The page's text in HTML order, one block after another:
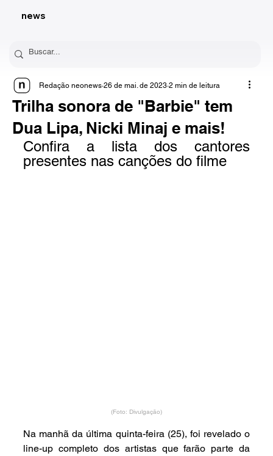
news
Trilha sonora de "Barbie" tem
Dua Lipa, Nicki Minaj e mais!
Redação neonews 26 de mai. de 2023 2 min de leitura
Confira a lista dos cantores
presentes nas canções do filme
(Foto: Divulgação)
Na manhã da última quinta-feira (25), foi revelado o
line-up completo dos artistas que farão parte da